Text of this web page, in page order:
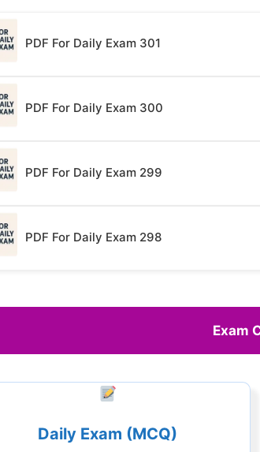
PDF For Daily Exam 301
PDF For Daily Exam 300
PDF For Daily Exam 299
PDF For Daily Exam 298
Exam
Daily Exam (MCQ)